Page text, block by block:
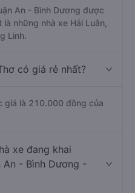
An - Bình Dương được
những nhà xe Hải Luân,
Linh.
có giá rẻ nhất?
giá là 210.000 đồng của
xe đang khai
- Bình Dương -